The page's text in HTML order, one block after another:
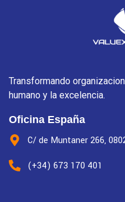
Transformando
humano y la excelencia.
Oficina España
C/ de Muntaner 266,
(+34) 673 170 401